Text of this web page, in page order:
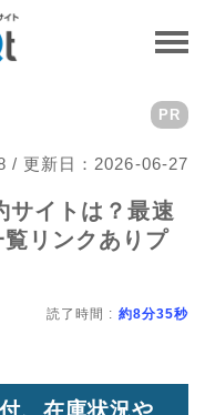
/ 更新日：2026-06-27
PR
サイトは？最速
リンクありプ
読了時間 : 約8分35秒
、在庫状況や